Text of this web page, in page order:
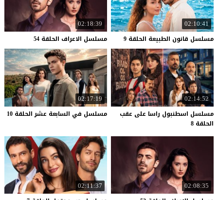
02:10:41
مسلسل قانون الطبيعة الحلقة 9
02:18:39
مسلسل الاعراف الحلقة 54
02:14:52
مسلسل اسطنبول راسا على عقب
الحلقة 8
02:17:19
مسلسل في السابعة عشر الحلقة 10
02:08:35
02:11:37